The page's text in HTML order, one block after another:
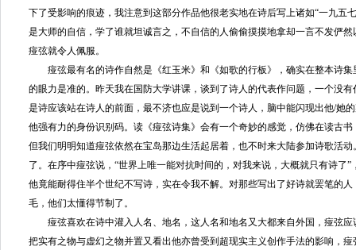
下了受影响的痕迹，我注意到这部分作品他很老实地在诗后写上诸如“一九五
是大师的自信，学了谁就坦诚言之，不自信的人偷偷摸摸地拿却一言不发俨
痖弦就令人佩服。
痖弦最有名的诗作自然是《红玉米》和《如歌的行板》，确实在整本诗集
的眼力是准的。昨天我在国防大学讲课，谈到了诗人的代表作问题，一个没
是诗应该站在诗人的前面，最不济也应是说到一个诗人，脑中能闪现出他/她
他强有力的身份识别码。读《痖弦诗集》会有一个奇妙的感觉，仿佛在读古
但我们明明知道痖弦依然在宝岛那边生活起居着，也不时来大陆参加诗歌活
了。在序中痖弦说，“世界上唯一能对抗时间的，对我来说，大概就只有诗了”
他竟能耐得住半个世纪不写诗，实在令我不解。对那些写出了好诗就罢笔的
毛，他们太懂得节制了。
痖弦喜欢在诗中灌入人名、地名，这人名和地名又大都来自外国，痖弦应
把实有之物与虚幻之物并置又看出他亦曾受到超现实主义创作手法的影响，